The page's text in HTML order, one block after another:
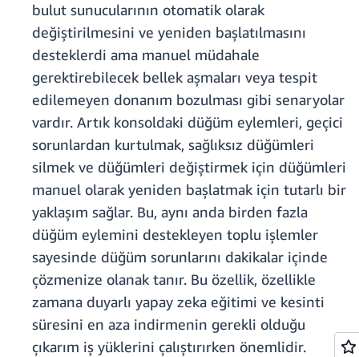
bulut sunucularının otomatik olarak
değiştirilmesini ve yeniden başlatılmasını
desteklerdi ama manuel müdahale
gerektirebilecek bellek aşmaları veya tespit
edilemeyen donanım bozulması gibi senaryolar
vardır. Artık konsoldaki düğüm eylemleri, geçici
sorunlardan kurtulmak, sağlıksız düğümleri
silmek ve düğümleri değiştirmek için düğümleri
manuel olarak yeniden başlatmak için tutarlı bir
yaklaşım sağlar. Bu, aynı anda birden fazla
düğüm eylemini destekleyen toplu işlemler
sayesinde düğüm sorunlarını dakikalar içinde
çözmenize olanak tanır. Bu özellik, özellikle
zamana duyarlı yapay zeka eğitimi ve kesinti
süresini en aza indirmenin gerekli olduğu
çıkarım iş yüklerini çalıştırırken önemlidir.